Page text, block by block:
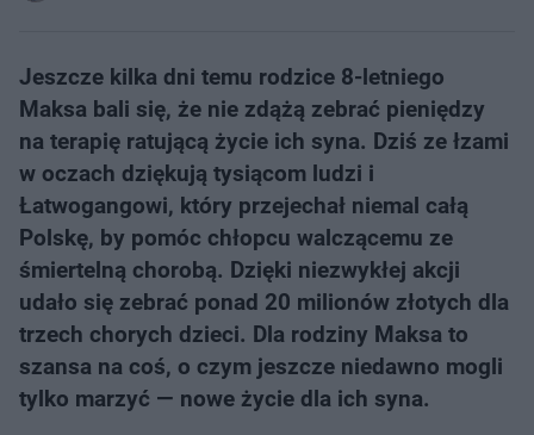
Jeszcze kilka dni temu rodzice 8-letniego
Maksa bali się, że nie zdążą zebrać pieniędzy
na terapię ratującą życie ich syna. Dziś ze łzami
w oczach dziękują tysiącom ludzi i
Łatwogangowi, który przejechał niemal całą
Polskę, by pomóc chłopcu walczącemu ze
śmiertelną chorobą. Dzięki niezwykłej akcji
udało się zebrać ponad 20 milionów złotych dla
trzech chorych dzieci. Dla rodziny Maksa to
szansa na coś, o czym jeszcze niedawno mogli
tylko marzyć — nowe życie dla ich syna.